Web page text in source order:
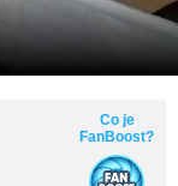
Co je
FanBoost?